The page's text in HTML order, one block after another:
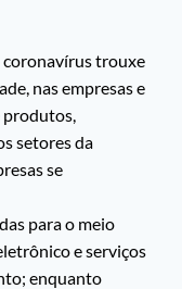
coronavírus trouxe
nas empresas e
setores da
se
para o meio
e serviços
enquanto